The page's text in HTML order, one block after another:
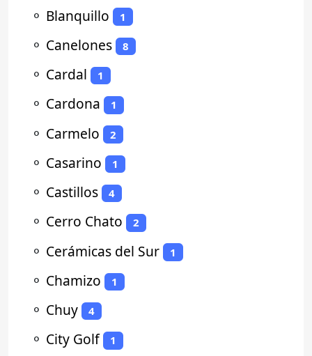
⚬ Blanquillo 1
⚬ Canelones 8
⚬ Cardal 1
⚬ Cardona 1
⚬ Carmelo 2
⚬ Casarino 1
⚬ Castillos 4
⚬ Cerro Chato 2
⚬ Cerámicas del Sur 1
⚬ Chamizo 1
⚬ Chuy 4
⚬ City Golf 1